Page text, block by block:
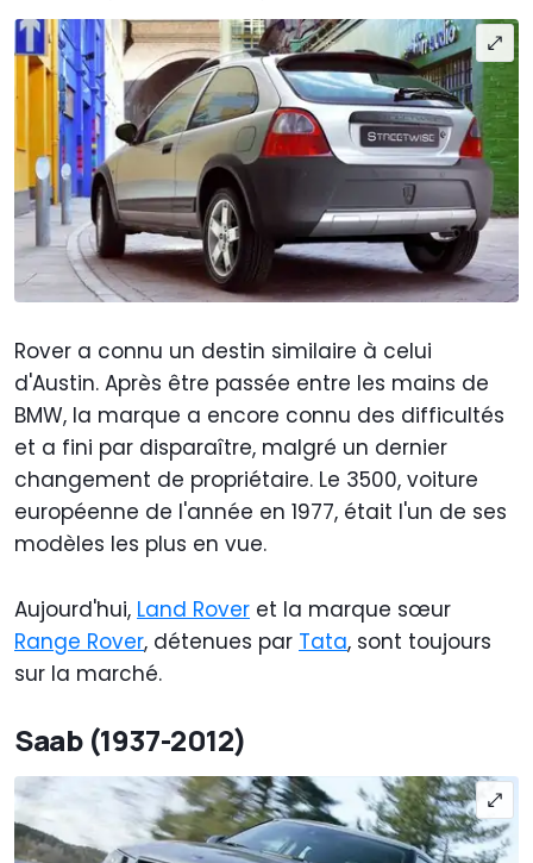
Rover a connu un destin similaire à celui
d'Austin. Après être passée entre les mains de
BMW, la marque a encore connu des difficultés
et a fini par disparaître, malgré un dernier
changement de propriétaire. Le 3500, voiture
européenne de l'année en 1977, était l'un de ses
modèles les plus en vue.
Aujourd'hui, Land Rover et la marque sœur
Range Rover, détenues par Tata, sont toujours
sur la marché.
Saab (1937-2012)